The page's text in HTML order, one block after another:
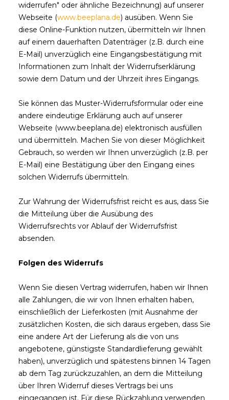
widerrufen" oder ähnliche Bezeichnung) auf unserer
Webseite (www.beeplana.de) ausüben. Wenn Sie
diese Online-Funktion nutzen, übermitteln wir Ihnen
auf einem dauerhaften Datenträger (z.B. durch eine
E-Mail) unverzüglich eine Eingangsbestätigung mit
Informationen zum Inhalt der Widerrufserklärung
sowie dem Datum und der Uhrzeit ihres Eingangs.
Sie können das Muster-Widerrufsformular oder eine
andere eindeutige Erklärung auch auf unserer
Webseite (www.beeplana.de) elektronisch ausfüllen
und übermitteln. Machen Sie von dieser Möglichkeit
Gebrauch, so werden wir Ihnen unverzüglich (z.B. per
E-Mail) eine Bestätigung über den Eingang eines
solchen Widerrufs übermitteln.
Zur Wahrung der Widerrufsfrist reicht es aus, dass Sie
die Mitteilung über die Ausübung des
Widerrufsrechts vor Ablauf der Widerrufsfrist
absenden.
Folgen des Widerrufs
Wenn Sie diesen Vertrag widerrufen, haben wir Ihnen
alle Zahlungen, die wir von Ihnen erhalten haben,
einschließlich der Lieferkosten (mit Ausnahme der
zusätzlichen Kosten, die sich daraus ergeben, dass Sie
eine andere Art der Lieferung als die von uns
angebotene, günstigste Standardlieferung gewählt
haben), unverzüglich und spätestens binnen 14 Tagen
ab dem Tag zurückzuzahlen, an dem die Mitteilung
über Ihren Widerruf dieses Vertrags bei uns
eingegangen ist. Für diese Rückzahlung verwenden